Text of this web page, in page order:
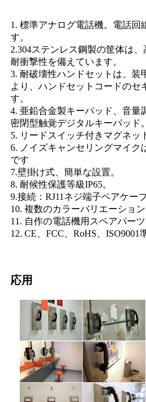
1. 標準アナログ電話機。電話回
す。
2.304ステンレス鋼製の筐体は
耐衝撃性を備えています。
3. 耐破壊性ハンドセットは、装
より、ハンドセットコードのセ
す。
4. 亜鉛合金製キーパッド、音量
密閉型触覚デジタルキーパッド。
5. リードスイッチ付きマグネッ
6. ノイズキャンセリングマイク
です
7.壁掛け式、簡単な設置。
8. 耐候性保護等級IP65。
9.接続：RJ11ネジ端子ペアケーブ
10. 複数のカラーバリエーショ
11. 自作の電話機用スペアパー
12. CE、FCC、RoHS、ISO9001
応用